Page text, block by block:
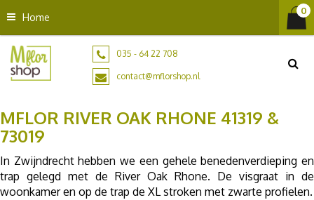
n
o
n
t
e
n
t
Home
035 - 64 22 708
contact@mflorshop.nl
MFLOR RIVER OAK RHONE 41319 &
73019
In Zwijndrecht hebben we een gehele benedenverdieping en
trap gelegd met de River Oak Rhone. De visgraat in de
woonkamer en op de trap de XL stroken met zwarte profielen.